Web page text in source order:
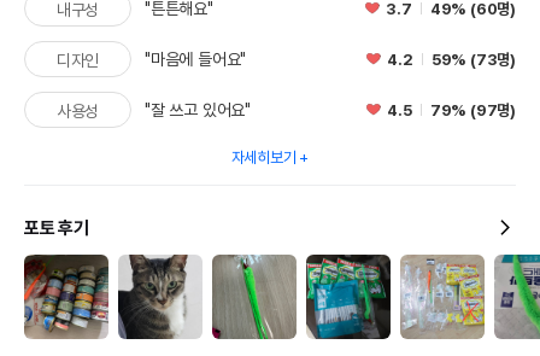
내구성 "튼튼해요" 3.7 49% (60명)
디자인 "마음에 들어요" 4.2 59% (73명)
사용성 "잘 쓰고 있어요" 4.5 79% (97명)
자세히보기
포토 후기